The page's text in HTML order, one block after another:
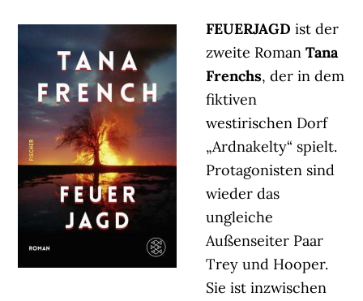
FEUERJAGD ist der
zweite RomanTana
Frenchs, der in dem
fiktiven
westirischen Dorf
„Ardnakelty“ spielt.
Protagonisten sind
wieder das
ungleiche
Außenseiter Paar
Trey und Hooper.
Sie ist inzwischen